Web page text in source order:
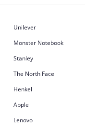
Unilever
Monster Notebook
Stanley
The North Face
Henkel
Apple
Lenovo